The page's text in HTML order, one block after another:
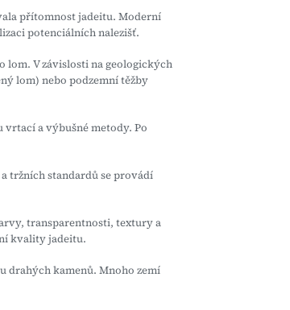
přítomnost jadeitu. Moderní
potenciálních nalezišť.
lom. V závislosti na geologických
lom) nebo podzemní těžby
vrtací a výbušné metody. Po
tržních standardů se provádí
transparentnosti, textury a
kvality jadeitu.
drahých kamenů. Mnoho zemí